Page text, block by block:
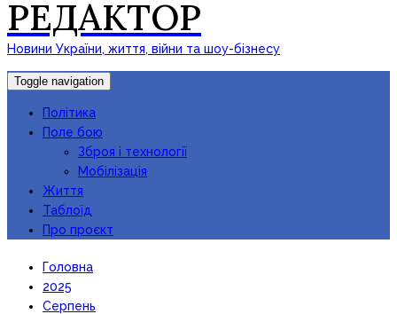
РЕДАКТОР
Новини України, життя, війни та шоу-бізнесу
Toggle navigation
Політика
Поле бою
Зброя і технології
Мобілізація
Життя
Таблоїд
Про проєкт
Головна
2025
Серпень